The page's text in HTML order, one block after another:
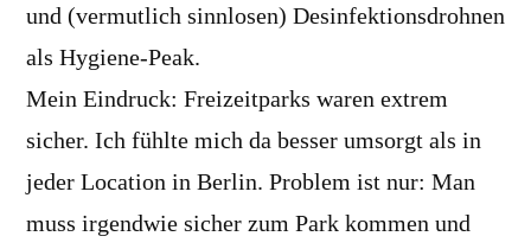
und (vermutlich sinnlosen) Desinfektionsdrohnen
als Hygiene-Peak.
Mein Eindruck: Freizeitparks waren extrem
sicher. Ich fühlte mich da besser umsorgt als in
jeder Location in Berlin. Problem ist nur: Man
muss irgendwie sicher zum Park kommen und